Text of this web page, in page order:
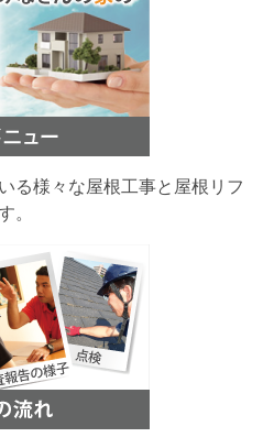
る様々な屋根工事と屋根リフ
。